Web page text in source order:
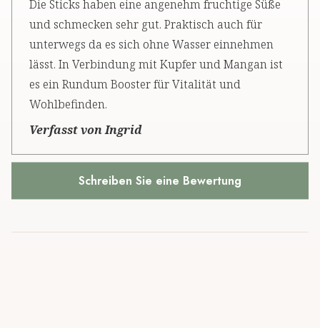
Die Sticks haben eine angenehm fruchtige Süße
und schmecken sehr gut. Praktisch auch für
unterwegs da es sich ohne Wasser einnehmen
lässt. In Verbindung mit Kupfer und Mangan ist
es ein Rundum Booster für Vitalität und
Wohlbefinden.
Verfasst von Ingrid
Schreiben Sie eine Bewertung